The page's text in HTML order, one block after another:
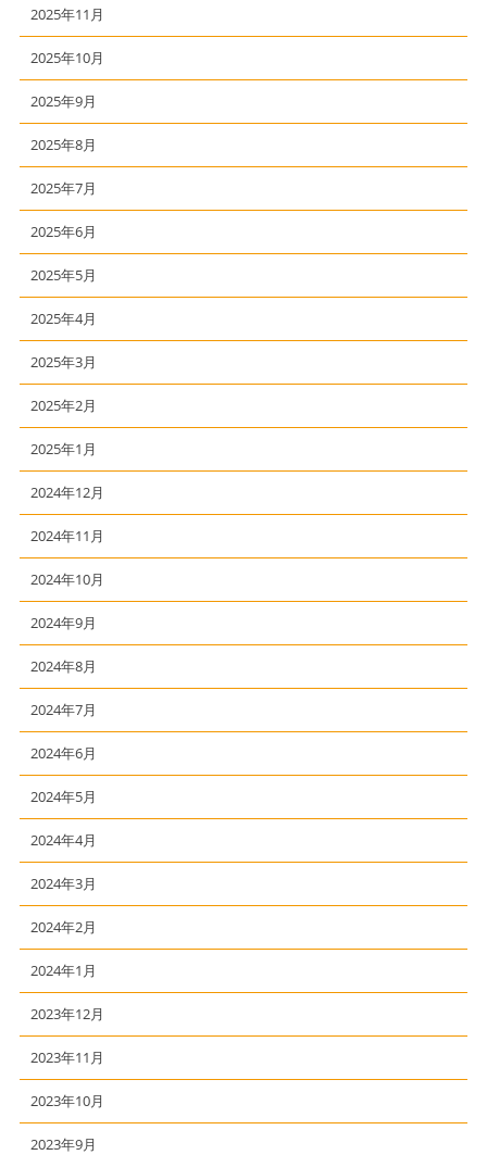
2025年11月
2025年10月
2025年9月
2025年8月
2025年7月
2025年6月
2025年5月
2025年4月
2025年3月
2025年2月
2025年1月
2024年12月
2024年11月
2024年10月
2024年9月
2024年8月
2024年7月
2024年6月
2024年5月
2024年4月
2024年3月
2024年2月
2024年1月
2023年12月
2023年11月
2023年10月
2023年9月